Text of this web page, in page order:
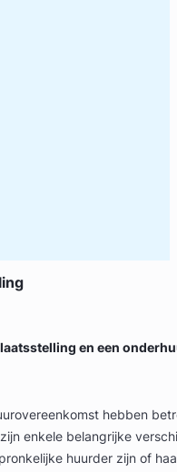
en een
hebben
enkele belangrijke
huurder zijn of